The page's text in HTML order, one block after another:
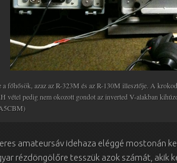
a főhősök, azaz az R-323M és az R-130M illesztője. A
vétel pedig nem okozott gondot az inverted V-alakban
amateursáv idehaza eléggé mostonán
rézdöngölőre tesszük azok számát,